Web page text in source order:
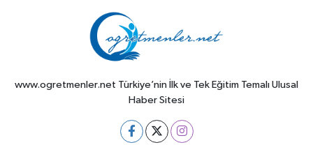
www.ogretmenler.net Türkiye’nin İlk ve Tek Eğitim Temalı Ulusal
Haber Sitesi